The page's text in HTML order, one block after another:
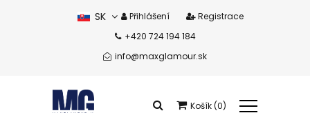
+420 724 194 184
info@maxglamour.sk
SK Přihlášení Registrace
Košík (0)